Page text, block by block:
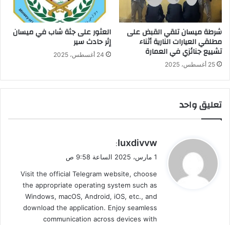
شرطة ميسان تلقي القبض على
مطلقي العيارات النارية أثناء
تشييع جنائزي في العمارة
25 أغسطس، 2025
العثور على جثة شاب في ميسان
إثر حادث سير
24 أغسطس، 2025
تعليق واحد
ي
ل
Iuxdivvw
:
1 مارس، 2025 الساعة 9:58 ص
Visit the official Telegram website, choose
the appropriate operating system such as
Windows, macOS, Android, iOS, etc., and
download the application. Enjoy seamless
communication across devices with